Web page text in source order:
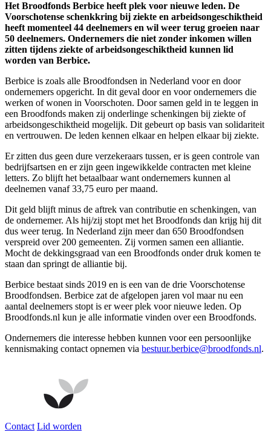
Het Broodfonds Berbice heeft plek voor nieuwe leden. De
Voorschotense schenkkring bij ziekte en arbeidsongeschiktheid
heeft momenteel 44 deelnemers en wil weer terug groeien naar
50 deelnemers. Ondernemers die niet zonder inkomen willen
zitten tijdens ziekte of arbeidsongeschiktheid kunnen lid
worden van Berbice.
Berbice is zoals alle Broodfondsen in Nederland voor en door
ondernemers opgericht. In dit geval door en voor ondernemers die
werken of wonen in Voorschoten. Door samen geld in te leggen in
een Broodfonds maken zij onderlinge schenkingen bij ziekte of
arbeidsongeschiktheid mogelijk. Dit gebeurt op basis van solidariteit
en vertrouwen. De leden kennen elkaar en helpen elkaar bij ziekte.
Er zitten dus geen dure verzekeraars tussen, er is geen controle van
bedrijfsartsen en er zijn geen ingewikkelde contracten met kleine
letters. Zo blijft het betaalbaar want ondernemers kunnen al
deelnemen vanaf 33,75 euro per maand.
Dit geld blijft minus de aftrek van contributie en schenkingen, van
de ondernemer. Als hij/zij stopt met het Broodfonds dan krijg hij dit
dus weer terug. In Nederland zijn meer dan 650 Broodfondsen
verspreid over 200 gemeenten. Zij vormen samen een alliantie.
Mocht de dekkingsgraad van een Broodfonds onder druk komen te
staan dan springt de alliantie bij.
Berbice bestaat sinds 2019 en is een van de drie Voorschotense
Broodfondsen. Berbice zat de afgelopen jaren vol maar nu een
aantal deelnemers stopt is er weer plek voor nieuwe leden. Op
Broodfonds.nl kun je alle informatie vinden over een Broodfonds.
Ondernemers die interesse hebben kunnen voor een persoonlijke
kennismaking contact opnemen via bestuur.berbice@broodfonds.nl.
Contact Lid worden